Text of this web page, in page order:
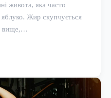
живота, яка часто
Жир скупчується
вище,…